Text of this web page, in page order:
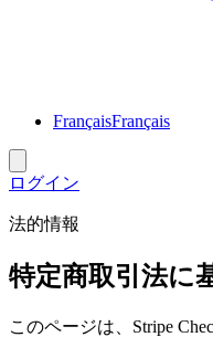
FrançaisFrançais
ログイン
法的情報
特定商取引法に
このページは、Stripe